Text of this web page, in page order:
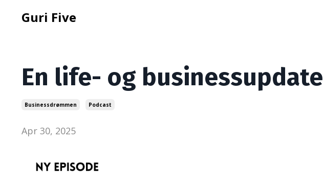
Guri Five
En life- og businessupdate
Businessdrømmen Podcast
Apr 30, 2025